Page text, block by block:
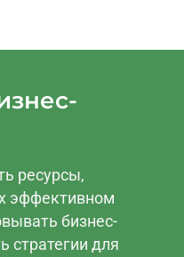
ресурсы,
эффективном
бизнес-
стратегии для